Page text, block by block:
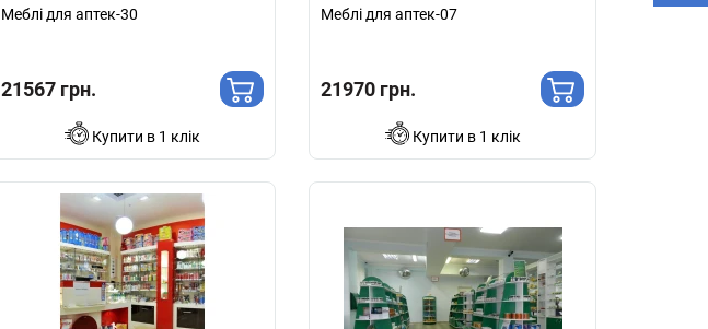
Меблі для аптек-30
21567 грн.
Купити в 1 клік
Меблі для аптек-07
21970 грн.
Купити в 1 клік